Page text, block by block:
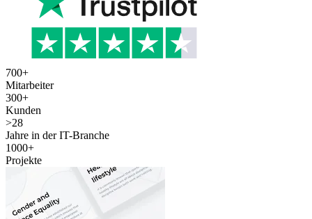
700+
Mitarbeiter
300+
Kunden
>28
Jahre in der IT-Branche
1000+
Projekte